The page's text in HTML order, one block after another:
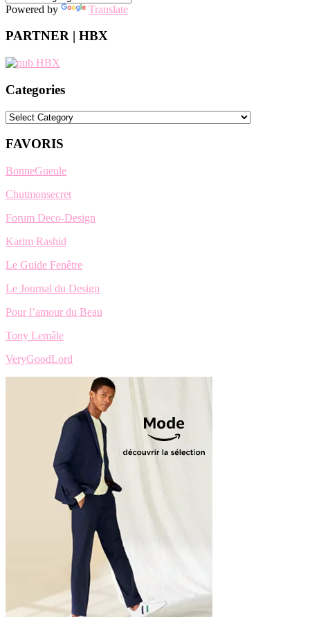
Powered by Translate
PARTNER | HBX
Categories
Categories
FAVORIS
BonneGueule
Chutmonsecret
Forum Deco-Design
Karim Rashid
Le Guide Fenêtre
Le Journal du Design
Pour l’amour du Beau
Tony Lemâle
VeryGoodLord